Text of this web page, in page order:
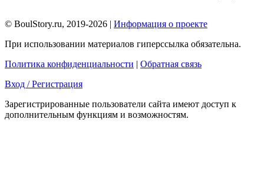
© BoulStory.ru, 2019-2026 | Информация о проекте
При использовании материалов гиперссылка обязательна.
Политика конфиденциальности | Обратная связь
Вход / Регистрация
Зарегистрированные пользователи сайта имеют доступ к
дополнительным функциям и возможностям.